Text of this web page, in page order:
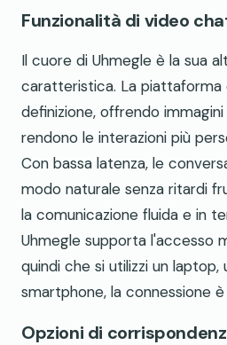
Funzionalità di video
Il cuore di Uhmegle è la sua
caratteristica. La
definizione, offrendo
rendono le interazioni più
Con bassa latenza, le
modo naturale senza ritardi
la comunicazione fluida e in
Uhmegle supporta l'accesso
quindi che si utilizzi un
smartphone, la connessione
Opzioni di